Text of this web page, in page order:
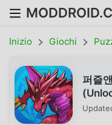
Inizio Giochi
퍼즐